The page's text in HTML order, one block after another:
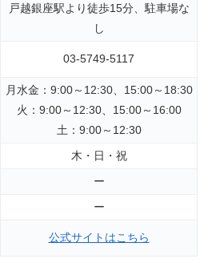
戸越銀座駅より徒歩15分、駐車場な
し
03-5749-5117
月水金：9:00～12:30、15:00～18:30
火：9:00～12:30、15:00～16:00
土：9:00～12:30
木・日・祝
ー
ー
公式サイトはこちら